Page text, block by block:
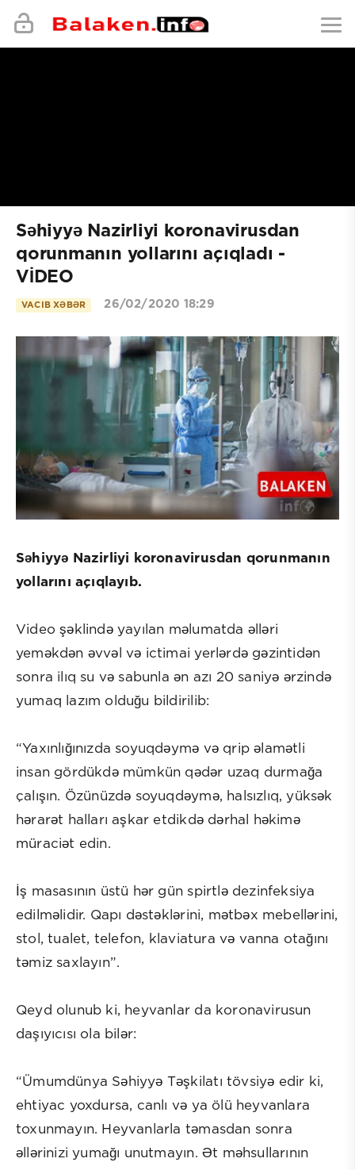
Səhiyyə Nazirliyi koronavirusdan
qorunmanın yollarını açıqladı -
VİDEO
VACIB XƏBƏR 26/02/2020 18:29
Səhiyyə Nazirliyi koronavirusdan qorunmanın
yollarını açıqlayıb.
Video şəklində yayılan məlumatda əlləri
yeməkdən əvvəl və ictimai yerlərdə gəzintidən
sonra ilıq su və sabunla ən azı 20 saniyə ərzində
yumaq lazım olduğu bildirilib:
“Yaxınlığınızda soyuqdəymə və qrip əlamətli
insan gördükdə mümkün qədər uzaq durmağa
çalışın. Özünüzdə soyuqdəymə, halsızlıq, yüksək
hərarət halları aşkar etdikdə dərhal həkimə
müraciət edin.
İş masasının üstü hər gün spirtlə dezinfeksiya
edilməlidir. Qapı dəstəklərini, mətbəx mebellərini,
stol, tualet, telefon, klaviatura və vanna otağını
təmiz saxlayın”.
Qeyd olunub ki, heyvanlar da koronavirusun
daşıyıcısı ola bilər:
“Ümumdünya Səhiyyə Təşkilatı tövsiyə edir ki,
ehtiyac yoxdursa, canlı və ya ölü heyvanlara
toxunmayın. Heyvanlarla təmasdan sonra
əllərinizi yumağı unutmayın. Ət məhsullarının